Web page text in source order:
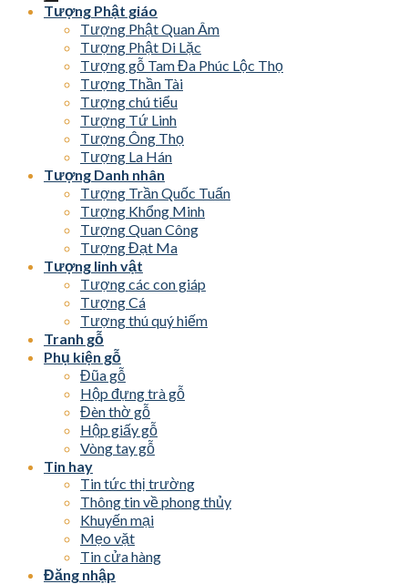
Tượng Phật giáo
Tượng Phật Quan Âm
Tượng Phật Di Lặc
Tượng gỗ Tam Đa Phúc Lộc Thọ
Tượng Thần Tài
Tượng chú tiểu
Tượng Tứ Linh
Tượng Ông Thọ
Tượng La Hán
Tượng Danh nhân
Tượng Trần Quốc Tuấn
Tượng Khổng Minh
Tượng Quan Công
Tượng Đạt Ma
Tượng linh vật
Tượng các con giáp
Tượng Cá
Tượng thú quý hiếm
Tranh gỗ
Phụ kiện gỗ
Đũa gỗ
Hộp đựng trà gỗ
Đèn thờ gỗ
Hộp giấy gỗ
Vòng tay gỗ
Tin hay
Tin tức thị trường
Thông tin về phong thủy
Khuyến mại
Mẹo vặt
Tin cửa hàng
Đăng nhập